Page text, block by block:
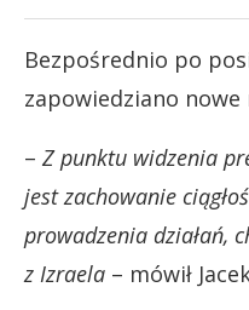
Bezpośrednio po
zapowiedziano nowe
– Z punktu widzenia
jest zachowanie
prowadzenia działań,
z Izraela – mówił